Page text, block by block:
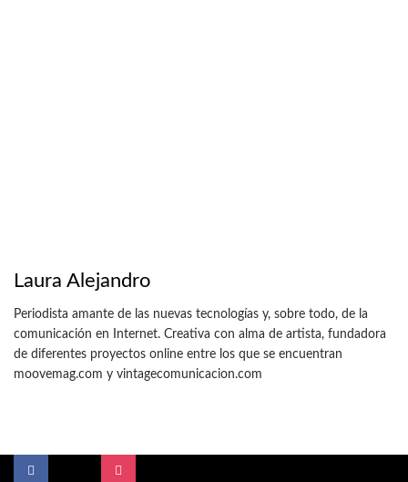
Laura Alejandro
Periodista amante de las nuevas tecnologías y, sobre todo, de la
comunicación en Internet. Creativa con alma de artista, fundadora
de diferentes proyectos online entre los que se encuentran
moovemag.com y vintagecomunicacion.com